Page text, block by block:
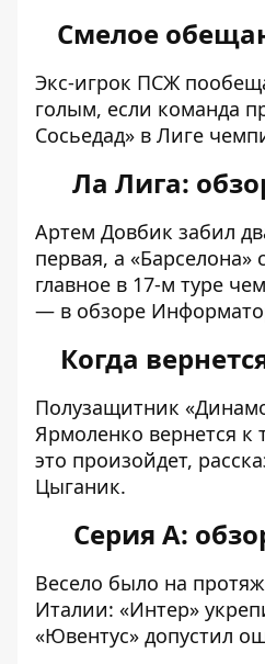
Смелое
Экс-игрок ПСЖ
голым, если команда
Сосьедад» в Лиге
Ла Лига:
Артем Довбик забил
первая, а «Барселона»
главное в 17-м туре
— в обзоре
Когда
Полузащитник
Ярмоленко вернется к
это произойдет,
Цыганик.
Серия А:
Весело было на
Италии: «Интер»
«Ювентус» допустил